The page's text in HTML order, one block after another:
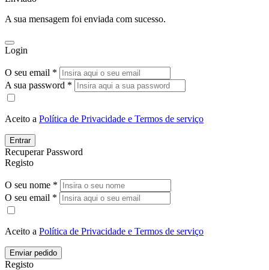
A sua mensagem foi enviada com sucesso.
Login
O seu email *
A sua password *
Aceito a Política de Privacidade e Termos de serviço
Entrar
Recuperar Password
Registo
O seu nome *
O seu email *
Aceito a Política de Privacidade e Termos de serviço
Enviar pedido
Registo